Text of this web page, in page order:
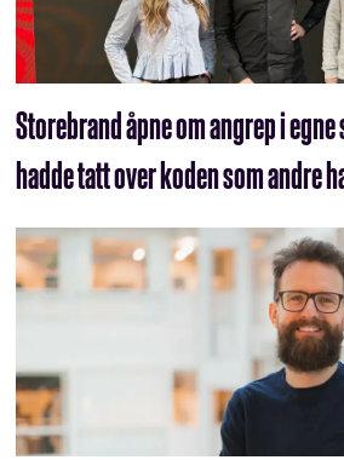
Storebrand åpne om angrep i
hadde tatt over koden som andre